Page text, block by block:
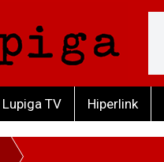
Lupiga TV Hiperlink